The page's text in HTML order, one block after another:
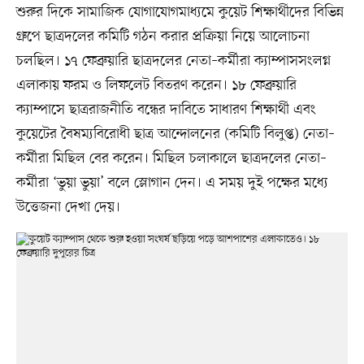
শুরুর দিকে সামাজিক যোগাযোগমাধ্যমে কুয়েট শিক্ষার্থীদের বিভিন্ন
গ্রুপে ছাত্রদলের কমিটি গঠন করার প্রক্রিয়া নিয়ে আলোচনা
চলছিল। ১৭ ফেব্রুয়ারি ছাত্রদলের নেতা–কর্মীরা ক্যাম্পাসসংলগ্ন
এলাকায় ফরম ও লিফলেট বিতরণ করেন। ১৮ ফেব্রুয়ারি
ক্যাম্পাসে ছাত্ররাজনীতি বন্ধের দাবিতে সাধারণ শিক্ষার্থী এবং
কুয়েটের বৈষম্যবিরোধী ছাত্র আন্দোলনের (কমিটি বিলুপ্ত) নেতা–
কর্মীরা মিছিল বের করেন। মিছিল চলাকালে ছাত্রদলের নেতা–
কর্মীরা ‘ভুয়া ভুয়া’ বলে স্লোগান দেন। এ সময় দুই পক্ষের মধ্যে
উত্তেজনা দেখা দেয়।